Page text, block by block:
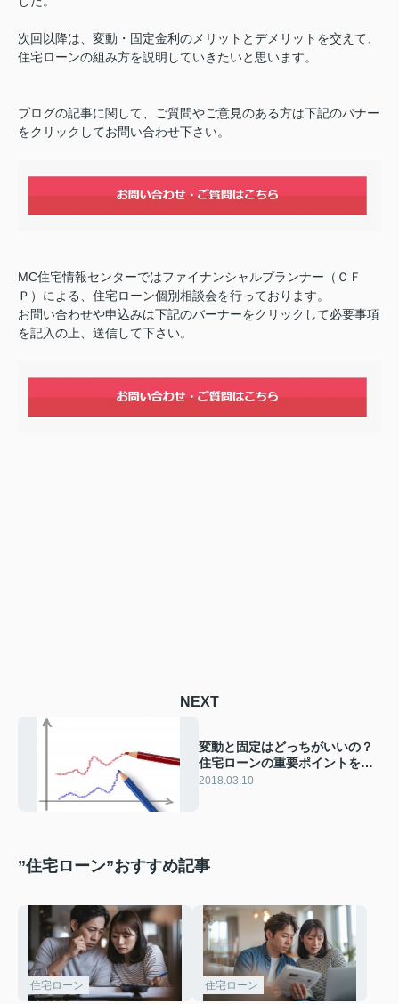
次回以降は、変動・固定金利のメリットとデメリットを交えて、
住宅ローンの組み方を説明していきたいと思います。
ブログの記事に関して、ご質問やご意見のある方は下記のバナー
をクリックしてお問い合わせ下さい。
MC住宅情報センターではファイナンシャルプランナー（ＣＦ
Ｐ）による、住宅ローン個別相談会を行っております。
お問い合わせや申込みは下記のバーナーをクリックして必要事項
を記入の上、送信して下さい。
NEXT
変動と固定はどっちがいいの？
住宅ローンの重要ポイントを統
計から検証する。
2018.03.10
”住宅ローン”おすすめ記事
住宅ローン 住宅ローン